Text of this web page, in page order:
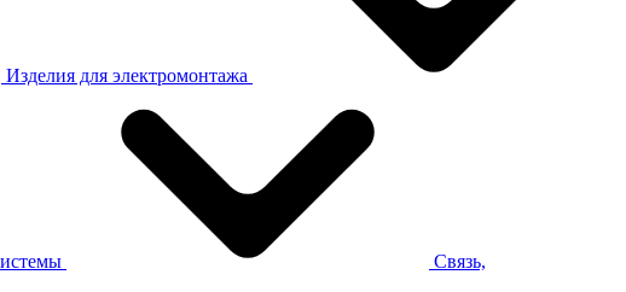
Изделия для электромонтажа
Связь,
×